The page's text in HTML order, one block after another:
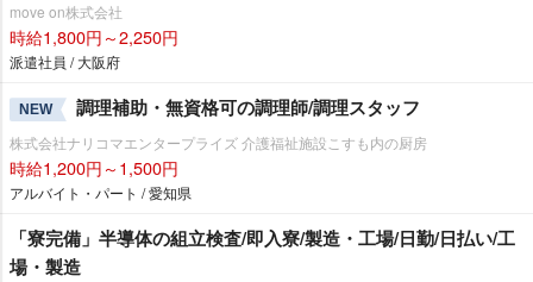
move on株式会社
時給1,800円～2,250円
派遣社員 / 大阪府
NEW 調理補助・無資格可の調理師/調理スタッフ
株式会社ナリコマエンタープライズ 介護福祉施設こすも内の厨房
時給1,200円～1,500円
アルバイト・パート / 愛知県
「寮完備」半導体の組立検査/即入寮/製造・工場/日勤/日払い/工
場・製造